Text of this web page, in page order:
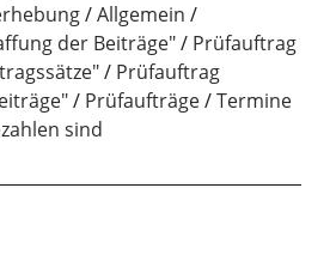
Allgemein
der Beiträge"
Prüfauftrag
Prüfauftrag
Prüfaufträge
Termine
sind